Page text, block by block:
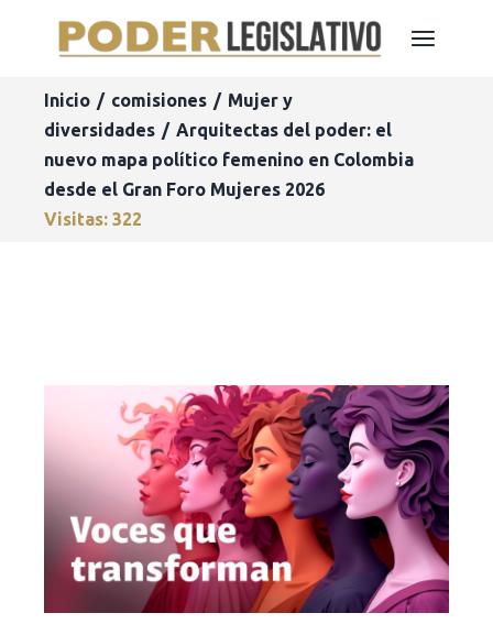
Inicio comisiones
Mujer y
diversidades
Arquitectas del poder: el
nuevo mapa político femenino en Colombia
desde el Gran Foro Mujeres 2026
Visitas: 322